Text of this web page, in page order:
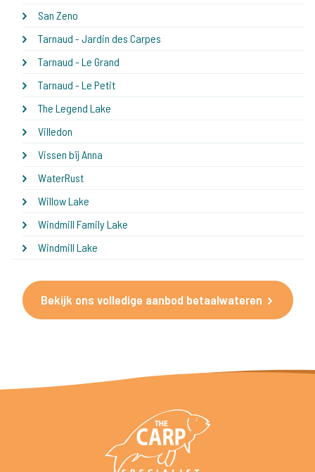
San Zeno
Tarnaud - Jardin des Carpes
Tarnaud - Le Grand
Tarnaud - Le Petit
The Legend Lake
Villedon
Vissen bij Anna
WaterRust
Willow Lake
Windmill Family Lake
Windmill Lake
Bekijk ons volledige aanbod betaalwateren